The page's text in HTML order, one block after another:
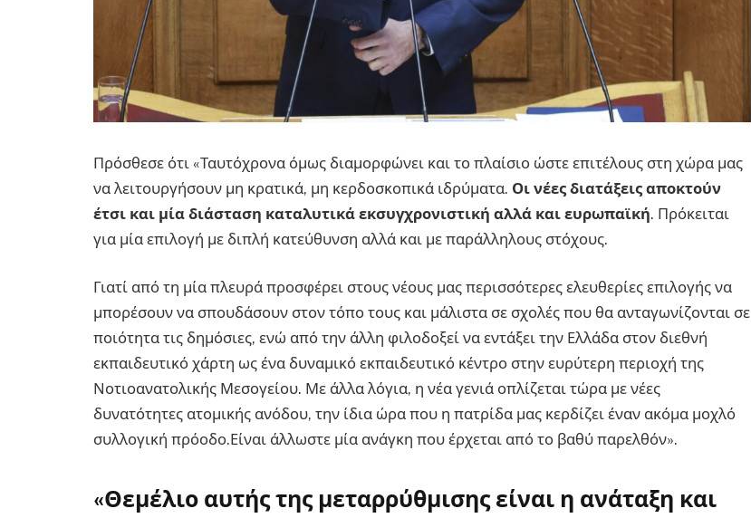
Πρόσθεσε ότι «Ταυτόχρονα όμως διαμορφώνει και το πλαίσιο ώστε επιτέλους στη χώρα μας
να λειτουργήσουν μη κρατικά, μη κερδοσκοπικά ιδρύματα. Οι νέες διατάξεις αποκτούν
έτσι και μία διάσταση καταλυτικά εκσυγχρονιστική αλλά και ευρωπαϊκή. Πρόκειται
για μία επιλογή με διπλή κατεύθυνση αλλά και με παράλληλους στόχους.
Γιατί από τη μία πλευρά προσφέρει στους νέους μας περισσότερες ελευθερίες επιλογής να
μπορέσουν να σπουδάσουν στον τόπο τους και μάλιστα σε σχολές που θα ανταγωνίζονται σε
ποιότητα τις δημόσιες, ενώ από την άλλη φιλοδοξεί να εντάξει την Ελλάδα στον διεθνή
εκπαιδευτικό χάρτη ως ένα δυναμικό εκπαιδευτικό κέντρο στην ευρύτερη περιοχή της
Νοτιοανατολικής Μεσογείου. Με άλλα λόγια, η νέα γενιά οπλίζεται τώρα με νέες
δυνατότητες ατομικής ανόδου, την ίδια ώρα που η πατρίδα μας κερδίζει έναν ακόμα μοχλό
συλλογική πρόοδο.Είναι άλλωστε μία ανάγκη που έρχεται από το βαθύ παρελθόν».
«Θεμέλιο αυτής της μεταρρύθμισης είναι η ανάταξη και